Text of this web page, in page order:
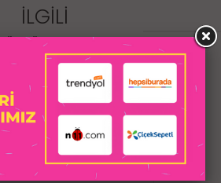
halkası olmakla kalmaz, aynı
için mükemmel bir top halkası ve
bu, dil yalama hareketini
bir stimülatör ekler ve C
uyarım. Bir ürün, seks süresini
masaj yapabilen ve aynı
uyarıcı bir C noktası deneyimi
avantajı bir araya getiriyor.
İLGILI
ÜRÜNLER